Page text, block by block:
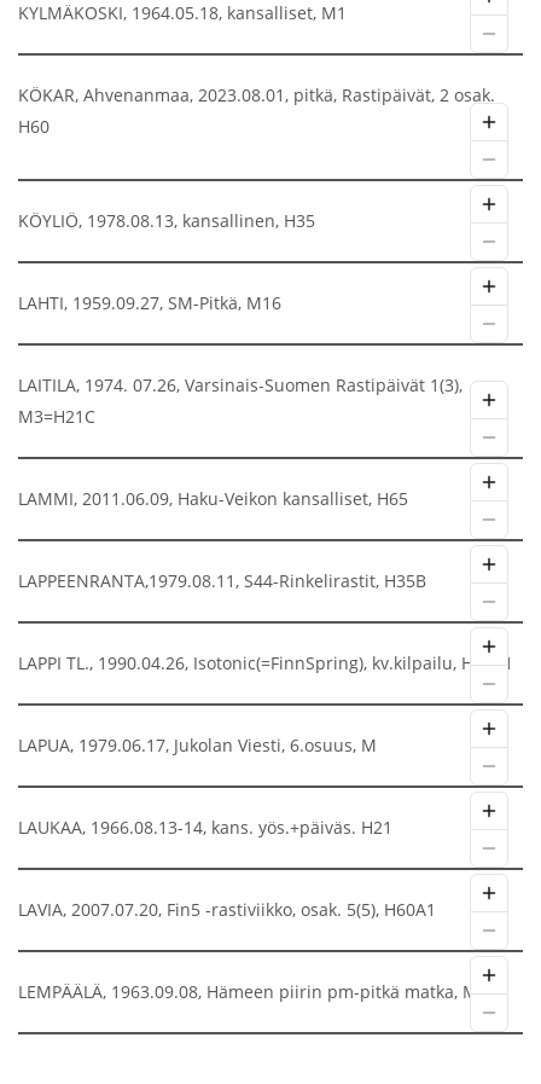
KYLMÄKOSKI, 1964.05.18, kansalliset, M1
KÖKAR, Ahvenanmaa, 2023.08.01, pitkä, Rastipäivät, 2 osak.
H60
KÖYLIÖ, 1978.08.13, kansallinen, H35
LAHTI, 1959.09.27, SM-Pitkä, M16
LAITILA, 1974. 07.26, Varsinais-Suomen Rastipäivät 1(3),
M3=H21C
LAMMI, 2011.06.09, Haku-Veikon kansalliset, H65
LAPPEENRANTA,1979.08.11, S44-Rinkelirastit, H35B
LAPPI TL., 1990.04.26, Isotonic(=FinnSpring), kv.kilpailu, H50A1
LAPUA, 1979.06.17, Jukolan Viesti, 6.osuus, M
LAUKAA, 1966.08.13-14, kans. yös.+päiväs. H21
LAVIA, 2007.07.20, Fin5 -rastiviikko, osak. 5(5), H60A1
LEMPÄÄLÄ, 1963.09.08, Hämeen piirin pm-pitkä matka, M20